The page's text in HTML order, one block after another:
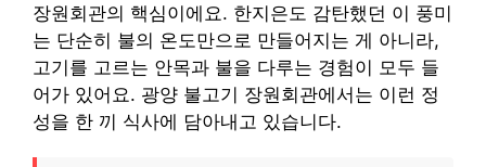
장원회관의 핵심이에요. 한지은도 감탄했던 이 풍미
는 단순히 불의 온도만으로 만들어지는 게 아니라,
고기를 고르는 안목과 불을 다루는 경험이 모두 들
어가 있어요. 광양 불고기 장원회관에서는 이런 정
성을 한 끼 식사에 담아내고 있습니다.